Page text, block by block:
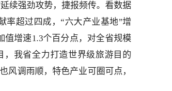
续强劲攻势，捷报频传。看数据
率超过四成，“六大产业基地”增
值增速1.3个百分点，对全省规模
，我省全力打造世界级旅游目的
风调雨顺，特色产业可圈可点，